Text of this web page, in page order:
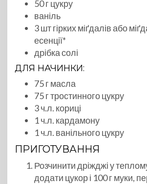
50 г цукру
ваніль
3 шт гірких міґдалів або
есенції*
дрібка солі
ДЛЯ НАЧИНКИ:
75 г масла
75 г тростинного цукру
3 ч.л. кориці
1 ч.л. кардамону
1 ч.л. ванільного цукру
ПРИГОТУВАННЯ
Розчинити дріжджі у
додати цукор і 100 г муки,